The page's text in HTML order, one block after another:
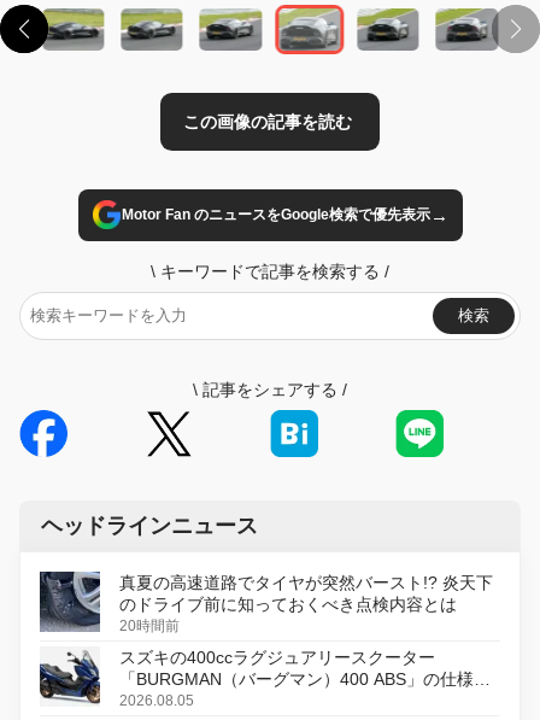
Motor Fan のニュースをGoogle検索で優先表示→
\ キーワードで記事を検索する /
検索
\ 記事をシェアする /
ヘッドラインニュース
真夏の高速道路でタイヤが突然バースト!? 炎天下
のドライブ前に知っておくべき点検内容とは
20時間前
スズキの400ccラグジュアリースクーター
「BURGMAN（バーグマン）400 ABS」の仕様を
変更し、8月18日に発売
2026.08.05